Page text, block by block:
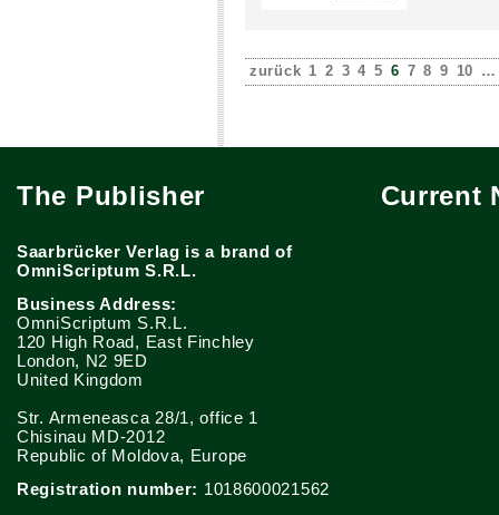
zurück 1 2 3 4 5 6 7 8 9 10 …
The Publisher
Saarbrücker Verlag is a brand of
OmniScriptum S.R.L.
Business Address:
OmniScriptum S.R.L.
120 High Road, East Finchley
London, N2 9ED
United Kingdom
Str. Armeneasca 28/1, office 1
Chisinau MD-2012
Republic of Moldova, Europe
Registration number: 1018600021562
Current